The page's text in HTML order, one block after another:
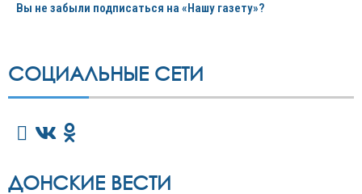
Вы не забыли подписаться на «Нашу газету»?
СОЦИАЛЬНЫЕ СЕТИ
ДОНСКИЕ ВЕСТИ